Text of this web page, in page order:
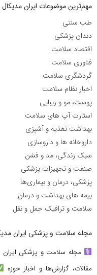
مهم‌ترین موضوعات ایران مدیکال
طب سنتی
دندان پزشکی
اقتصاد سلامت
فناوری سلامت
گردشگری سلامت
اخبار نظام سلامت
پوست، مو و زیبایی
استارت آپ های سلامت
بهداشت تغذیه و آشپزی
داروخانه ها و داروسازی
سبک زندگی، مد و فشن
صنعت و تجهیزات پزشکی
پزشکی، درمان و بیماری‌ها
بیمه های بهداشت و درمان
سلامت و ترافیک حمل و نقل
مجله سلامت و پزشکی ایران
مجله سلامت و پزشکی ایران
مقالات، گزارش‌ها و اخبار حوزه